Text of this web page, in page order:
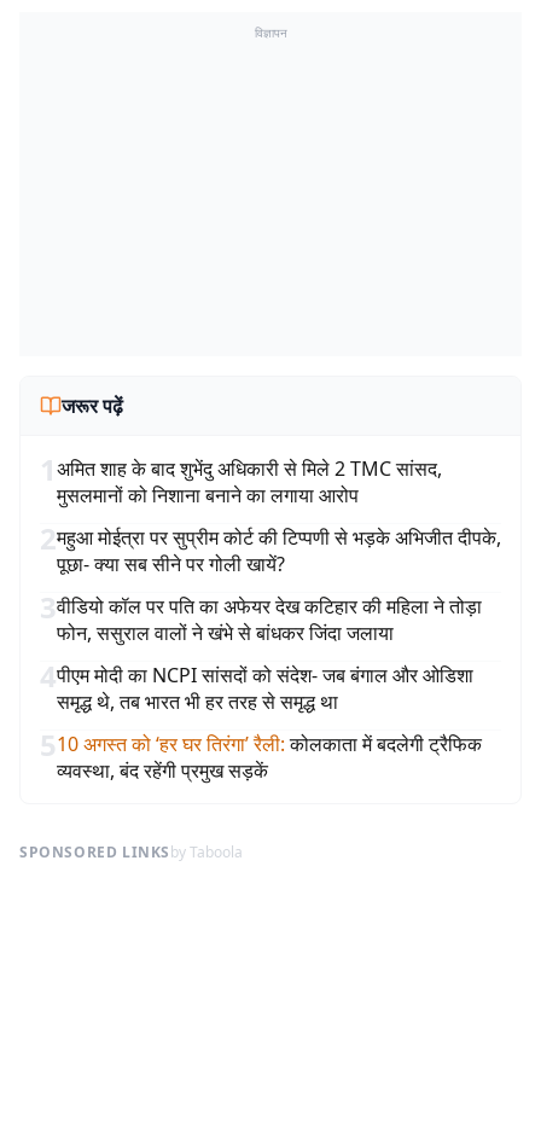
विज्ञापन
जरूर पढ़ें
1अमित शाह के बाद शुभेंदु अधिकारी से मिले 2 TMC सांसद,
मुसलमानों को निशाना बनाने का लगाया आरोप
2महुआ मोईत्रा पर सुप्रीम कोर्ट की टिप्पणी से भड़के अभिजीत दीपके,
पूछा- क्या सब सीने पर गोली खायें?
3वीडियो कॉल पर पति का अफेयर देख कटिहार की महिला ने तोड़ा
फोन, ससुराल वालों ने खंभे से बांधकर जिंदा जलाया
4पीएम मोदी का NCPI सांसदों को संदेश- जब बंगाल और ओडिशा
समृद्ध थे, तब भारत भी हर तरह से समृद्ध था
510 अगस्त को ‘हर घर तिरंगा’ रैली: कोलकाता में बदलेगी ट्रैफिक
व्यवस्था, बंद रहेंगी प्रमुख सड़कें
SPONSORED LINKSby Taboola